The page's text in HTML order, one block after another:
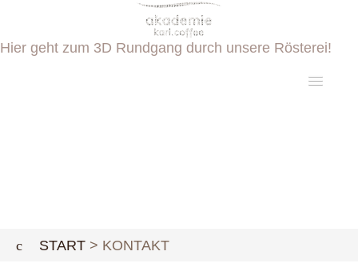
Hier geht zum 3D Rundgang durch unsere Rösterei!
START KONTAKT